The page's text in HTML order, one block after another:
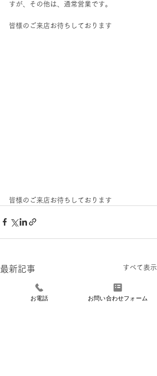
すが、その他は、通常営業です。
皆様のご来店お待ちしております
皆様のご来店お待ちしております
最新記事 すべて表示
お電話 お問い合わせフォーム